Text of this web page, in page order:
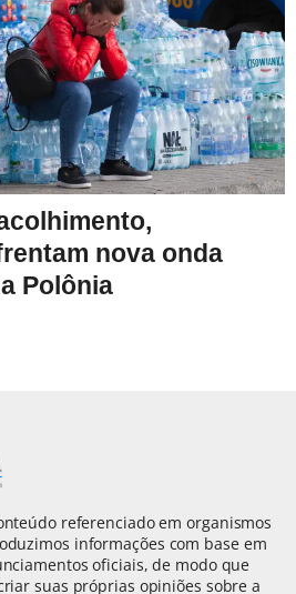
nova onda
Polônia
referenciado em organismos
informações com base em
oficiais, de modo que
suas próprias opiniões sobre a